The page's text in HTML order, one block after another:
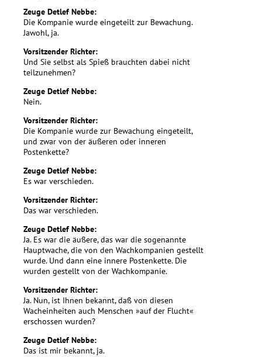
Zeuge Detlef Nebbe:
Die Kompanie wurde eingeteilt zur Bewachung.
Jawohl, ja.
Vorsitzender Richter:
Und Sie selbst als Spieß brauchten dabei nicht
teilzunehmen?
Zeuge Detlef Nebbe:
Nein.
Vorsitzender Richter:
Die Kompanie wurde zur Bewachung eingeteilt,
und zwar von der äußeren oder inneren
Postenkette?
Zeuge Detlef Nebbe:
Es war verschieden.
Vorsitzender Richter:
Das war verschieden.
Zeuge Detlef Nebbe:
Ja. Es war die äußere, das war die sogenannte
Hauptwache, die von den Wachkompanien gestellt
wurde. Und dann eine innere Postenkette. Die
wurden gestellt von der Wachkompanie.
Vorsitzender Richter:
Ja. Nun, ist Ihnen bekannt, daß von diesen
Wacheinheiten auch Menschen »auf der Flucht«
erschossen wurden?
Zeuge Detlef Nebbe:
Das ist mir bekannt, ja.